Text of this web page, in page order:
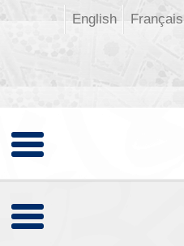
Français
English